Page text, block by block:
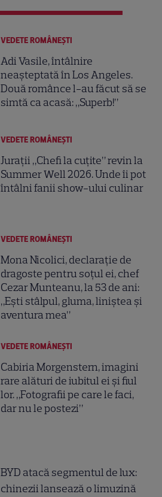
VEDETE ROMÂNEŞTI
Adi Vasile, întâlnire
neașteptată în Los Angeles.
Două românce l-au făcut să se
simtă ca acasă: „Superb!”
VEDETE ROMÂNEŞTI
Jurații „Chefi la cuțite” revin la
Summer Well 2026. Unde îi pot
întâlni fanii show-ului culinar
VEDETE ROMÂNEŞTI
Mona Nicolici, declarație de
dragoste pentru soțul ei, chef
Cezar Munteanu, la 53 de ani:
„Ești stâlpul, gluma, liniștea și
aventura mea”
VEDETE ROMÂNEŞTI
Cabiria Morgenstern, imagini
rare alături de iubitul ei și fiul
lor. „Fotografii pe care le faci,
dar nu le postezi”
BYD atacă segmentul de lux:
chinezii lansează o limuzină